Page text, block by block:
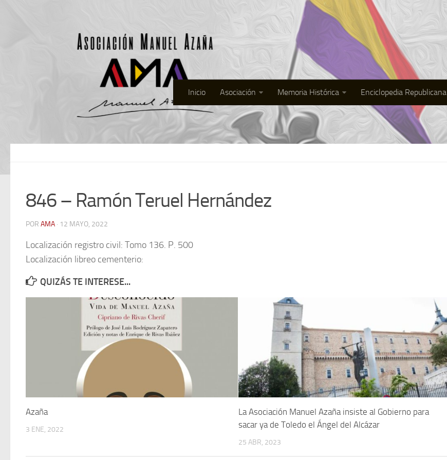
Inicio Asociación Memoria Histórica Enciclopedia Republicana
846 – Ramón Teruel Hernández
POR AMA · 12 MAYO, 2022
Localización registro civil: Tomo 136. P. 500
Localización libreo cementerio:
QUIZÁS TE INTERESE...
Azaña
3 ENE, 2022
La Asociación Manuel Azaña insiste al Gobierno para
sacar ya de Toledo el Ángel del Alcázar
25 ABR, 2023